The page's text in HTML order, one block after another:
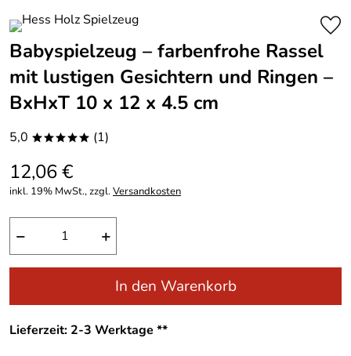
Babyspielzeug – farbenfrohe Rassel
mit lustigen Gesichtern und Ringen –
BxHxT 10 x 12 x 4.5 cm
5,0 ***** (1)
12,06 €
inkl. 19% MwSt., zzgl.Versandkosten
− +
In den Warenkorb
Lieferzeit: 2-3 Werktage **